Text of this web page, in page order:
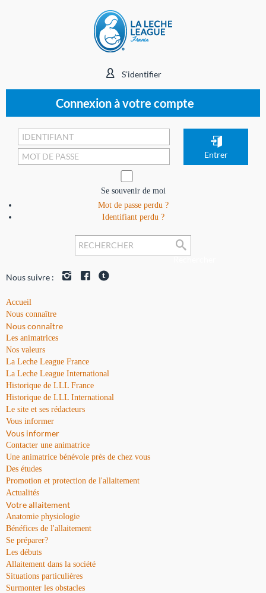
S'identifier
Connexion à votre compte
Se souvenir de moi
Mot de passe perdu ?
Identifiant perdu ?
Nous suivre :
Accueil
Nous connaître
Nous connaître
Les animatrices
Nos valeurs
La Leche League France
La Leche League International
Historique de LLL France
Historique de LLL International
Le site et ses rédacteurs
Vous informer
Vous informer
Contacter une animatrice
Une animatrice bénévole près de chez vous
Des études
Promotion et protection de l'allaitement
Actualités
Votre allaitement
Anatomie physiologie
Bénéfices de l'allaitement
Se préparer?
Les débuts
Allaitement dans la société
Situations particulières
Surmonter les obstacles